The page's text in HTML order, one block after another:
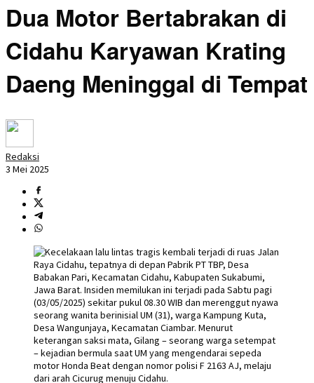
Dua Motor Bertabrakan di
Cidahu Karyawan Krating
Daeng Meninggal di Tempat
Redaksi
3 Mei 2025